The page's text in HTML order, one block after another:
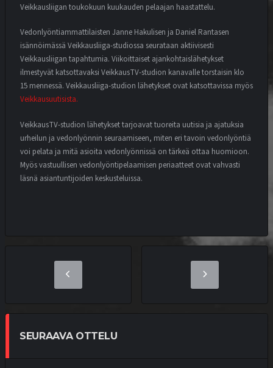
Veikkausliigan toukokuun kuukauden pelaajan haastattelu.
Vedonlyöntiammattilaisten Janne Hakulisen ja Daniel Rantasen
isännöimässä Veikkausliiga-studiossa seurataan aktiivisesti
Veikkausliigan tapahtumia. Viikoittaiset ajankohtaislähetykset
ilmestyvät katsottavaksi VeikkausTV-studion kanavalle torstaisin klo
15 mennessä. Veikkausliiga-studion lähetykset ovat katsottavissa myös
Veikkausuutisista.
VeikkausTV-studion lähetykset tarjoavat tuoreita uutisia ja ajatuksia
urheilun ja vedonlyönnin seuraamiseen, miten eri tavoin vedonlyöntiä
voi pelata ja mitä asioita vedonlyönnissä on tärkeä ottaa huomioon.
Myös vastuullisen vedonlyöntipelaamisen periaatteet ovat vahvasti
läsnä asiantuntijoiden keskusteluissa.
SEURAAVA OTTELU